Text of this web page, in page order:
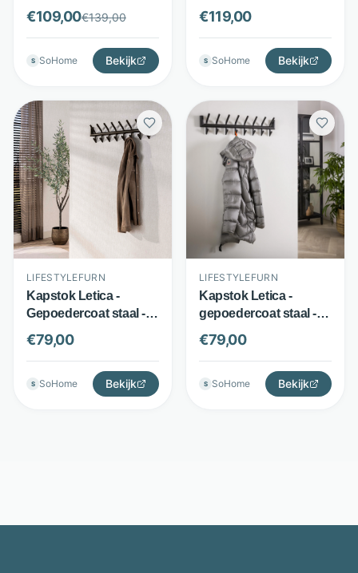
keramieklook en
metaal - 20 haken en
plank - 3D zwart bruin -
LifestyleFurn
€109,00€139,00
S SoHome Bekijk
keramiek look - 12
haken met roede en
hoedenplank - bruin -
LifestyleFurn
€119,00
S SoHome Bekijk
LIFESTYLEFURN
Kapstok Letica -
Gepoedercoat staal -
Wandkapstok met 16
haken - Drift Brown -
LifestyleFurn
€79,00
S SoHome Bekijk
LIFESTYLEFURN
Kapstok Letica -
gepoedercoat staal -
16 haken - mat
donkergrijs -
LifestyleFurn
€79,00
S SoHome Bekijk